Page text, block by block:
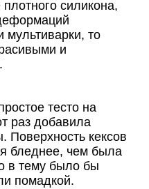
силикона,
то
и
тесто на
раз добавила
Поверхность кексов
бледнее, чем была
в тему было бы
помадкой.